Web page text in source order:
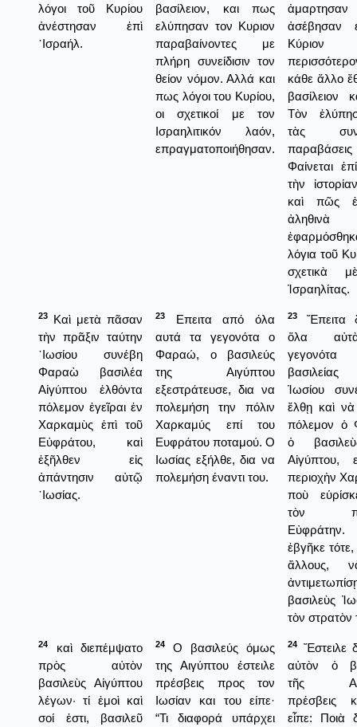
λόγοι τοῦ Κυρίου
ἀνέστησαν ἐπὶ
᾿Ισραήλ.
βασίλειον, και πως
ελύπησαν τον Κυριον
παραβαίνοντες με
πλήρη συνείδισιν τον
θείον νόμον. Αλλά και
πως λόγοι του Κυρίου,
οι σχετικοί με τον
Ισραηλιτικόν λαόν,
επραγματοποιήθησαν.
ἀσέβησαν
Κύριον
κάθε ἄλλο
βασίλειον
Τὸν
τὰς
Φαίνεται
τὴν
καὶ πῶς
λόγια τοῦ
σχετικὰ
Ἰσραηλίτας.
23
Καὶ μετὰ πᾶσαν
τὴν πρᾶξιν ταύτην
᾿Ιωσίου συνέβη
Φαραὼ βασιλέα
Αἰγύπτου ἐλθόντα
πόλεμον ἐγεῖραι ἐν
Χαρκαμὺς ἐπὶ τοῦ
Εὐφράτου, καὶ
ἐξῆλθεν εἰς
ἀπάντησιν αὐτῷ
᾿Ιωσίας.
23
Επειτα από όλα
αυτά τα γεγονότα ο
Φαραώ, ο βασιλεύς
της Αιγύπτου
εξεστράτευσε, δια να
πολεμήση την πόλιν
Χαρκαμύς επί του
Ευφράτου ποταμού. Ο
Ιωσίας εξήλθε, δια να
πολεμήση έναντι του.
23
Ἔπειτα
ὅλα
Ἰωσίου
ἔλθῃ καὶ
πόλεμον ὁ
ὁ
Αἰγύπτου,
περιοχὴν
ποὺ
τὸν
ἐβγῆκε
ἄλλους,
βασιλεὺς
τὸν στρατὸν
24
καὶ διεπέμψατο
πρὸς αὐτὸν
βασιλεὺς Αἰγύπτου
λέγων· τί ἐμοὶ καὶ
σοί ἐστι, βασιλεῦ
24
Ο βασιλεύς όμως
της Αιγύπτου έστειλε
πρέσβεις προς τον
Ιωσίαν και του είπε·
“Τι διαφορά υπάρχει
24
Ἔστειλε
αὐτὸν ὁ
τῆς
πρέσβεις
εἶπε: Ποιὰ